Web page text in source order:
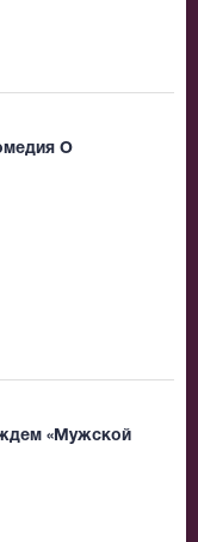
О
«Мужской